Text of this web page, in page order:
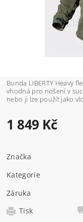
Bunda LIBERTY Heavy fleece, oliv
vhodná pro nošení v
nebo ji lze použít jako
1 849 Kč
Značka
Kategorie
Záruka
Tisk